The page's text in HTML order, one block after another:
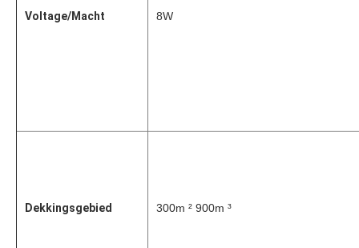
Voltage/Macht 8W
Dekkingsgebied 300m ² 900m ³